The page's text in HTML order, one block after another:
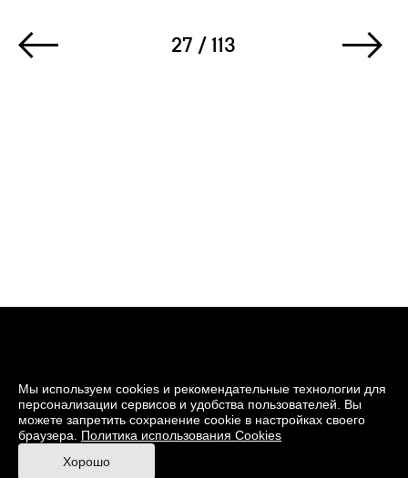
27 / 113
© 2026 Музей кино
При поддержке Министерства культуры РФ
Мы используем cookies и рекомендательные технологии для
персонализации сервисов и удобства пользователей. Вы
можете запретить сохранение cookie в настройках своего
браузера. Политика использования Cookies
Хорошо